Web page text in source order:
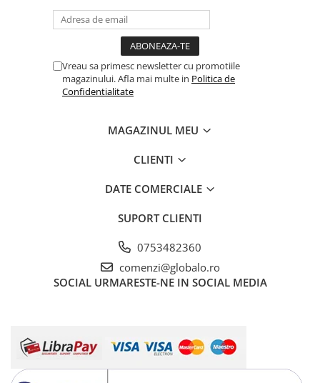
Vreau sa primesc newsletter cu promotiile
magazinului. Afla mai multe in Politica de
Confidentialitate
MAGAZINUL MEU
CLIENTI
DATE COMERCIALE
SUPORT CLIENTI
0753482360
comenzi@globalo.ro
SOCIAL URMARESTE-NE IN SOCIAL MEDIA